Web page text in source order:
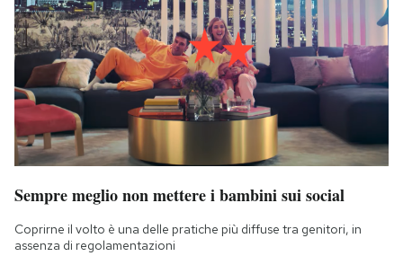
Sempre meglio non mettere i bambini sui social
Coprirne il volto è una delle pratiche più diffuse tra genitori, in
assenza di regolamentazioni